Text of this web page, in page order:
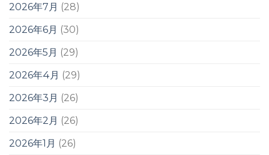
2026年7月 (28)
2026年6月 (30)
2026年5月 (29)
2026年4月 (29)
2026年3月 (26)
2026年2月 (26)
2026年1月 (26)